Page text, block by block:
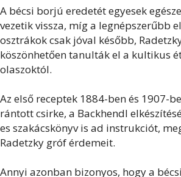
A bécsi borjú eredetét egyesek
vezetik vissza, míg a legnépszerűbb
osztrákok csak jóval később,
köszönhetően tanulták el a kultikus
olaszoktól.
Az első receptek 1884-ben és 1907-
rántott csirke, a Backhendl
es szakácskönyv is ad instrukciót,
Radetzky gróf érdemeit.
Annyi azonban bizonyos, hogy a